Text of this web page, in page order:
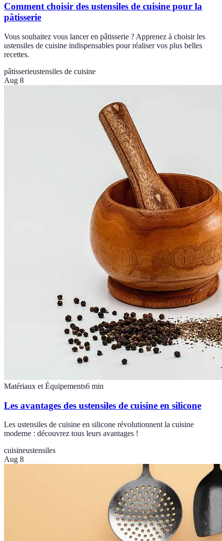
Comment choisir des ustensiles de cuisine pour la
pâtisserie
Vous souhaitez vous lancer en pâtisserie ? Apprenez à choisir les
ustensiles de cuisine indispensables pour réaliser vos plus belles
recettes.
pâtisserieustensiles de cuisine
Aug 8
Matériaux et Équipements6 min
Les avantages des ustensiles de cuisine en silicone
Les ustensiles de cuisine en silicone révolutionnent la cuisine
moderne : découvrez tous leurs avantages !
cuisineustensiles
Aug 8